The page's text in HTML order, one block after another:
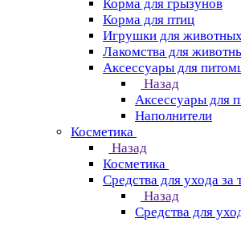
Корма для грызунов
Корма для птиц
Игрушки для
Лакомства для
Аксессуары для
Назад
Аксессуары для
Наполнители
Косметика
Назад
Косметика
Средства для ухода за
Назад
Средства для